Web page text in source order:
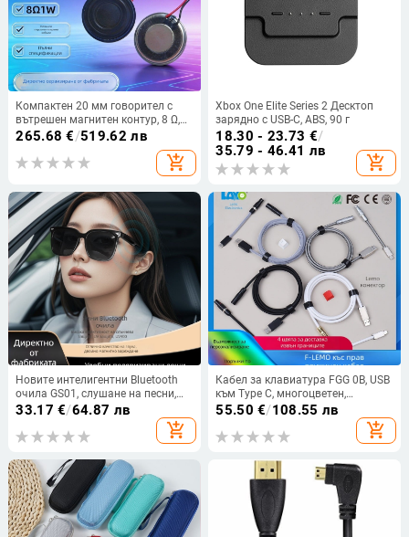
Компактен 20 мм говорител с
вътрешен магнитен контур, 8 Ω,
1–2 W, терминални проводници,
за охранителни системи, гласово
оповестяване и усилен бас
265.68 €/519.62 лв
add_shopping_cart
Xbox One Elite Series 2 Десктоп
зарядно с USB-C, ABS, 90 г
18.30 - 23.73 €/
35.79 - 46.41 лв
add_shopping_cart
Новите интелигентни Bluetooth
очила GS01, слушане на песни,
обаждане, шофиране, навигация,
удобни за носене
33.17 €/64.87 лв
add_shopping_cart
Кабел за клавиатура FGG 0B, USB
към Type C, многоцветен,
персонализиран, air plug-in, къс,
55.50 €/108.55 лв
add_shopping_cart